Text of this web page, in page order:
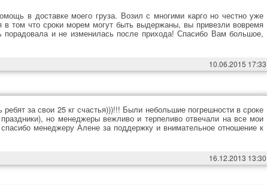
в доставке моего груза. Возил с многими карго но честно уже
в том что сроки морем могут быть выдержаны, вы привезли вовремя
и не изменилась после прихода! Спасибо Вам большое,
10.06.2015 17:33
ребят за свои 25 кг счастья)))!!! Были небольшие погрешности в сроке
но менеджеры вежливо и терпеливо отвечали на все мои
менеджеру Алене за поддержку и внимательное отношение к
16.12.2013 13:30